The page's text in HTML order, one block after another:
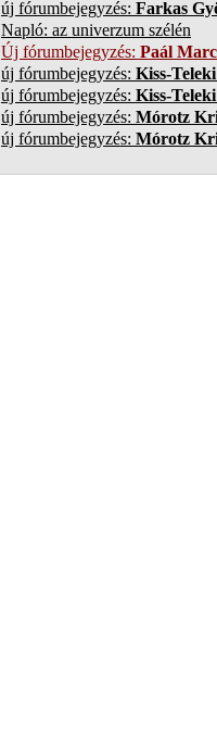
új fórumbejegyzés: Farkas
Napló: az univerzum szélén
Új fórumbejegyzés: Paál
új fórumbejegyzés: Kiss-
új fórumbejegyzés: Kiss-
új fórumbejegyzés: Mórotz
új fórumbejegyzés: Mórotz